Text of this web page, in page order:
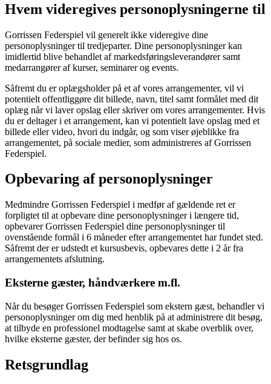
Hvem videregives personoplysningerne til
Gorrissen Federspiel vil generelt ikke videregive dine
personoplysninger til tredjeparter. Dine personoplysninger kan
imidlertid blive behandlet af markedsføringsleverandører samt
medarrangører af kurser, seminarer og events.
Såfremt du er oplægsholder på et af vores arrangementer, vil vi
potentielt offentliggøre dit billede, navn, titel samt formålet med dit
oplæg når vi laver opslag eller skriver om vores arrangementer. Hvis
du er deltager i et arrangement, kan vi potentielt lave opslag med et
billede eller video, hvori du indgår, og som viser øjeblikke fra
arrangementet, på sociale medier, som administreres af Gorrissen
Federspiel.
Opbevaring af personoplysninger
Medmindre Gorrissen Federspiel i medfør af gældende ret er
forpligtet til at opbevare dine personoplysninger i længere tid,
opbevarer Gorrissen Federspiel dine personoplysninger til
ovenstående formål i 6 måneder efter arrangementet har fundet sted.
Såfremt der er udstedt et kursusbevis, opbevares dette i 2 år fra
arrangementets afslutning.
Eksterne gæster, håndværkere m.fl.
Når du besøger Gorrissen Federspiel som ekstern gæst, behandler vi
personoplysninger om dig med henblik på at administrere dit besøg,
at tilbyde en professionel modtagelse samt at skabe overblik over,
hvilke eksterne gæster, der befinder sig hos os.
Retsgrundlag